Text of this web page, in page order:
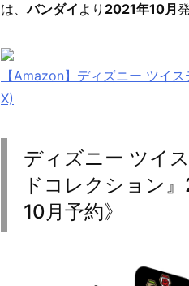
は、バンダイ より 2021年10月
【Amazon】ディズニー ツイ
X)
ディズニー ツイ
ドコレクション
10月予約》